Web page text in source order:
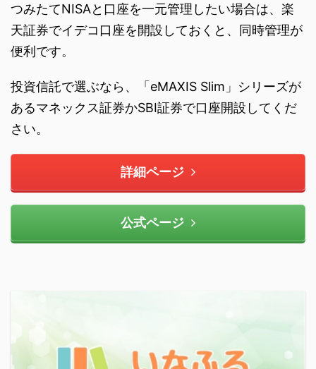
つみたてNISAと口座を一元管理したい場合は、楽
天証券でイデコ口座を開設しておくと、同時管理が
便利です。
投資信託で選ぶなら、「eMAXIS Slim」シリーズが
あるマネックス証券かSBI証券で口座開設してくだ
さい。
詳細ページ
公式ページ